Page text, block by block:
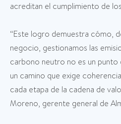
acreditan el cumplimiento de
“Este logro demuestra cómo,
negocio, gestionamos las
carbono neutro no es un punto
un camino que exige
cada etapa de la cadena de
Moreno, gerente general de